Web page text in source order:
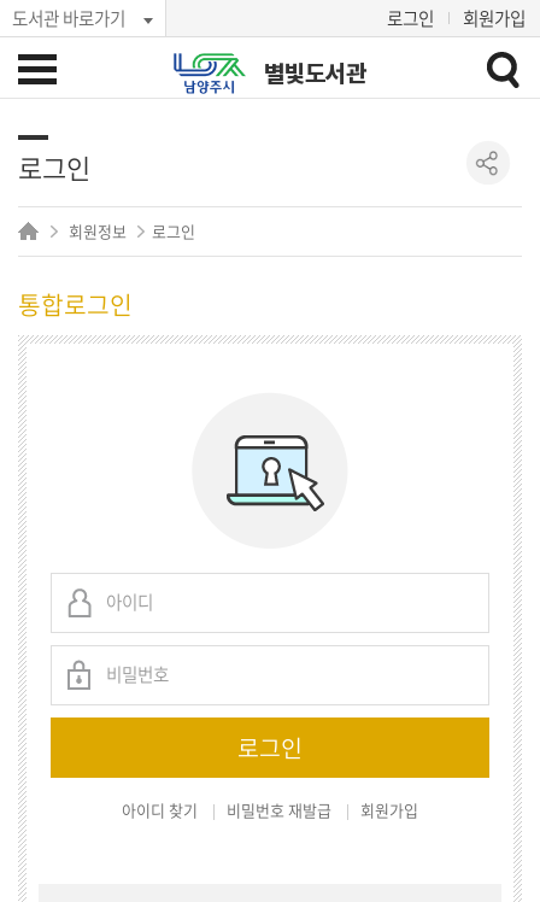
도서관 바로가기 로그인 회원가입
별빛도서관
로그인
회원정보 로그인
통합로그인
아이디 찾기 비밀번호 재발급 회원가입